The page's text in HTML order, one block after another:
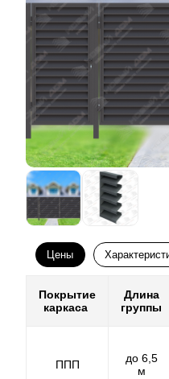
Цены
Покрытие
каркаса
Длина
группы
ППП
до 6,5
м